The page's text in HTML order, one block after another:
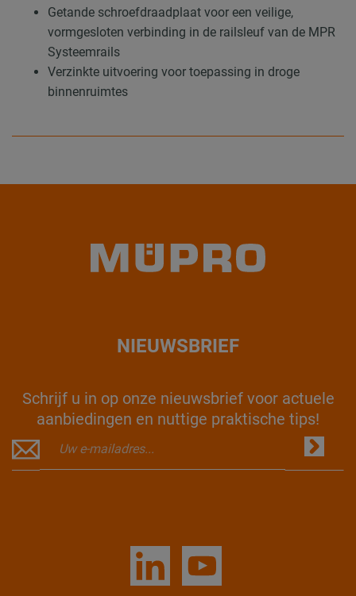
Getande schroefdraadplaat voor een veilige,
vormgesloten verbinding in de railsleuf van de MPR
Systeemrails
Verzinkte uitvoering voor toepassing in droge
binnenruimtes
NIEUWSBRIEF
Schrijf u in op onze nieuwsbrief voor actuele
aanbiedingen en nuttige praktische tips!